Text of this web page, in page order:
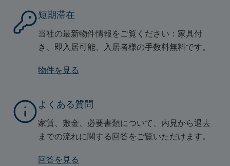
短期滞在
当社の最新物件情報をご覧ください：家具付
き、即入居可能、入居者様の手数料無料です。
物件を見る
よくある質問
家賃、敷金、必要書類について、内見から退去
までの流れに関する回答をご覧いただけます。
回答を見る